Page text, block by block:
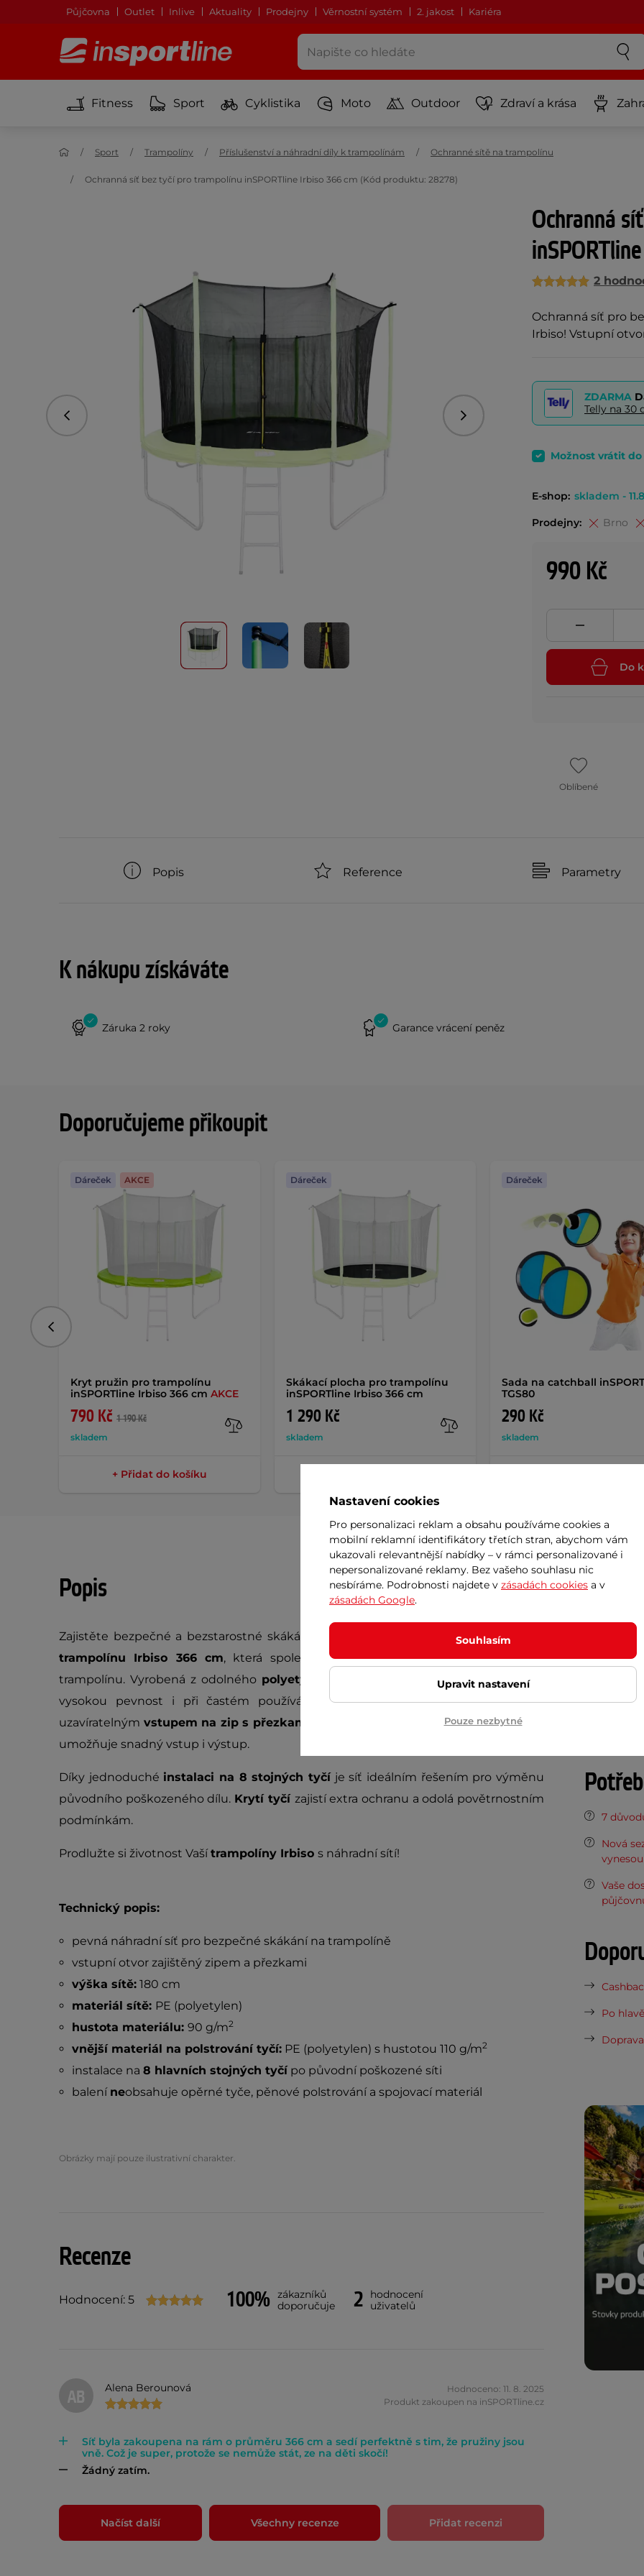
Půjčovna Outlet Inlive Aktuality Prodejny Věrnostní systém 2. jakost Kariéra
Fitness Sport Cyklistika Moto Outdoor Zdraví a krása
Sport Trampolíny Příslušenství a náhradní díly k trampolínám Ochranné sítě na trampolínu
Ochranná síť bez tyčí pro trampolínu inSPORTline Irbiso 366 cm (Kód produktu: 28278)
Ochranná
2
Ochranná síť pro
Irbiso! Vstupní
Předchozí Následující
ZDARMA
Telly na 30
Možnost vrátit
E-shop: skladem -
Prodejny: Brno
990 Kč
Do
Oblíbené
Popis Reference Parametry
K nákupu získáváte
Záruka 2 roky Garance vrácení peněz
Doporučujeme přikoupit
Kryt pružin pro trampolínu
inSPORTline Irbiso 366 cm AKCE
790 Kč 1 190 Kč
skladem
Dáreček AKCE
+ Přidat do košíku
Skákací plocha pro trampolínu
inSPORTline Irbiso 366 cm
1 290 Kč
skladem
Dáreček
Sada na catchball
TGS80
290 Kč
skladem
Dáreček
Předchozí
Popis
Zajistěte bezpečné a bezstarostné skákání s pevnou ochrannou sítí bez tyčí pro
trampolínu Irbiso 366 cm, která spolehlivě zabrání nechtěným pádům mimo
trampolínu. Vyrobená z odolného polyetylenu s hustotou 90 g/m², síť poskytuje
vysokou pevnost i při častém používání. Se svouvýškou 180 cma pevně
uzavíratelným vstupem na zip s přezkami
chrání skokany před riziky a zároveň jim
umožňuje snadný vstup i výstup.
Díky jednoduché instalaci na 8 stojných tyčíje síť ideálním řešením pro výměnu
původního poškozeného dílu. Krytí tyčí zajistí extra ochranu a odolá povětrnostním
podmínkám.
Prodlužte si životnost Vašítrampolíny Irbiso s náhradní sítí!
Technický popis:
pevná náhradní síť pro bezpečné skákání na trampolíně
vstupní otvor zajištěný zipem a přezkami
výška sítě:180 cm
materiál sítě: PE (polyetylen)
hustota materiálu: 90 g/m2
vnější materiál na polstrování tyčí:PE (polyetylen) s hustotou 110 g/m2
instalace na 8 hlavních stojných tyčípo původní poškozené síti
balení neobsahuje opěrné tyče, pěnové polstrování a spojovací materiál
Obrázky mají pouze ilustrativní charakter.
Recenze
Hodnocení: 5 100% zákazníků
doporučuje
2
hodnocení
uživatelů
AB Alena Berounová
Hodnoceno: 11. 8. 2025
Produkt zakoupen na inSPORTline.cz
Síť byla zakoupena na rám o průměru 366 cm a sedí perfektně s tim, že pružiny jsou
vně. Což je super, protože se nemůže stát, ze na děti skočí!
Žádný zatím.
Načíst další Všechny recenze Přidat recenzi
Průměr
Výška
Vstupní
7
Nová
Vaše
Po
Nastavení cookies
Pro personalizaci reklam a obsahu používáme cookies a
mobilní reklamní identifikátory třetích stran, abychom vám
ukazovali relevantnější nabídky – v rámci personalizované i
nepersonalizované reklamy. Bez vašeho souhlasu nic
nesbíráme. Podrobnosti najdete v zásadách cookies a v
zásadách Google.
Souhlasím
Upravit nastavení
Pouze nezbytné